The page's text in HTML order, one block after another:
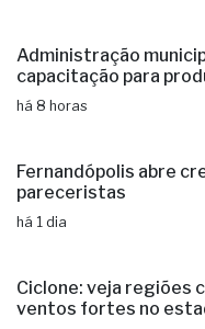
Administração
capacitação para
há 8 horas
Fernandópolis abre
pareceristas
há 1 dia
Ciclone: veja regiões
ventos fortes no